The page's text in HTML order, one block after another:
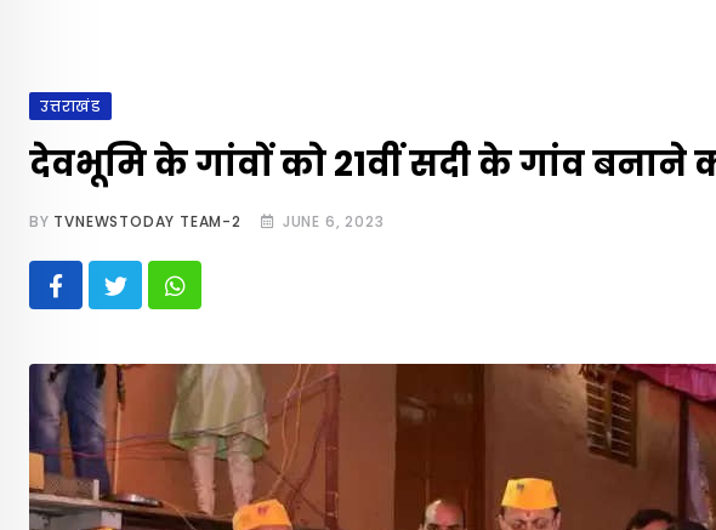
उत्तराखंड
देवभूमि के गांवों को 21वीं सदी के गांव बनाने
BY TVNEWSTODAY TEAM-2 JUNE 6, 2023
Whatsapp